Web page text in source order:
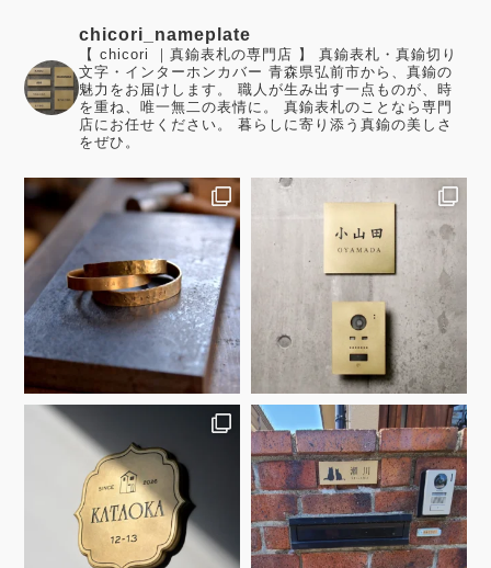
chicori_nameplate
【 chicori ｜真鍮表札の専門店 】 真鍮表札・真鍮切り
文字・インターホンカバー 青森県弘前市から、真鍮の
魅力をお届けします。 職人が生み出す一点ものが、時
を重ね、唯一無二の表情に。 真鍮表札のことなら専門
店にお任せください。 暮らしに寄り添う真鍮の美しさ
をぜひ。